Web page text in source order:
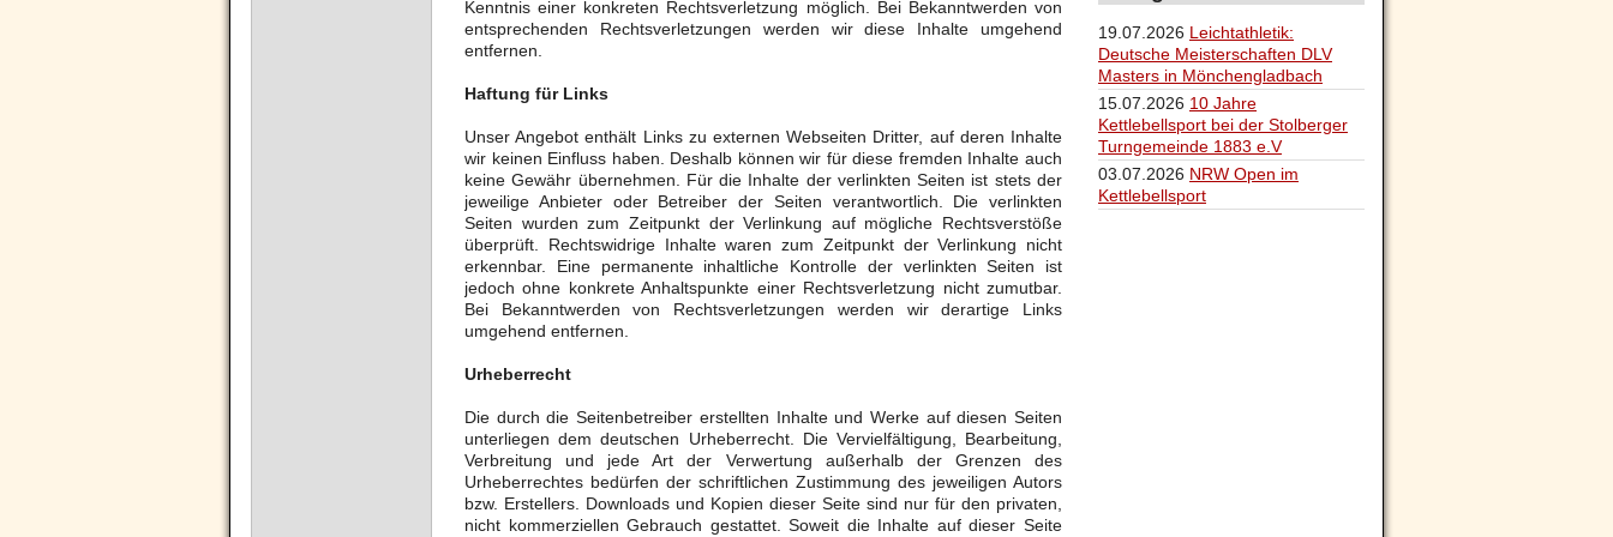
Kenntnis einer konkreten Rechtsverletzung möglich. Bei Bekanntwerden von
entsprechenden Rechtsverletzungen werden wir diese Inhalte umgehend
entfernen.
Haftung für Links
Unser Angebot enthält Links zu externen Webseiten Dritter, auf deren Inhalte
wir keinen Einfluss haben. Deshalb können wir für diese fremden Inhalte auch
keine Gewähr übernehmen. Für die Inhalte der verlinkten Seiten ist stets der
jeweilige Anbieter oder Betreiber der Seiten verantwortlich. Die verlinkten
Seiten wurden zum Zeitpunkt der Verlinkung auf mögliche Rechtsverstöße
überprüft. Rechtswidrige Inhalte waren zum Zeitpunkt der Verlinkung nicht
erkennbar. Eine permanente inhaltliche Kontrolle der verlinkten Seiten ist
jedoch ohne konkrete Anhaltspunkte einer Rechtsverletzung nicht zumutbar.
Bei Bekanntwerden von Rechtsverletzungen werden wir derartige Links
umgehend entfernen.
Urheberrecht
Die durch die Seitenbetreiber erstellten Inhalte und Werke auf diesen Seiten
unterliegen dem deutschen Urheberrecht. Die Vervielfältigung, Bearbeitung,
Verbreitung und jede Art der Verwertung außerhalb der Grenzen des
Urheberrechtes bedürfen der schriftlichen Zustimmung des jeweiligen Autors
bzw. Erstellers. Downloads und Kopien dieser Seite sind nur für den privaten,
nicht kommerziellen Gebrauch gestattet. Soweit die Inhalte auf dieser Seite
19.07.2026 Leichtathletik:
Deutsche Meisterschaften DLV
Masters in Mönchengladbach
15.07.2026 10 Jahre
Kettlebellsport bei der Stolberger
Turngemeinde 1883 e.V
03.07.2026 NRW Open im
Kettlebellsport